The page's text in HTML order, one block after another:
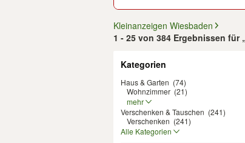
Kleinanzeigen Wiesbaden
1 - 25 von 384 Ergebnissen für
Kategorien
Haus & Garten (74)
Wohnzimmer (21)
mehr
Verschenken & Tauschen (241)
Verschenken (241)
Alle Kategorien